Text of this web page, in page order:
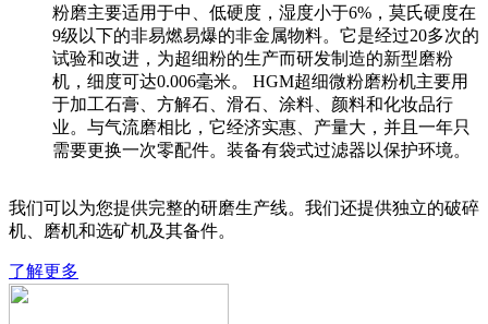
粉磨主要适用于中、低硬度，湿度小于6%，莫氏硬度在
9级以下的非易燃易爆的非金属物料。它是经过20多次的
试验和改进，为超细粉的生产而研发制造的新型磨粉
机，细度可达0.006毫米。 HGM超细微粉磨粉机主要用
于加工石膏、方解石、滑石、涂料、颜料和化妆品行
业。与气流磨相比，它经济实惠、产量大，并且一年只
需要更换一次零配件。装备有袋式过滤器以保护环境。
我们可以为您提供完整的研磨生产线。我们还提供独立的破碎
机、磨机和选矿机及其备件。
了解更多